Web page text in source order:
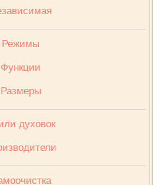
Режимы
Функции
Размеры
духовок